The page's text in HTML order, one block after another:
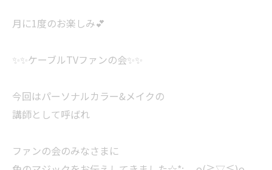
月に1度のお楽しみ💕
✨✨ケーブルTVファンの会✨✨
今回はパーソナルカラー&メイクの
講師として呼ばれ
ファンの会のみなさまに